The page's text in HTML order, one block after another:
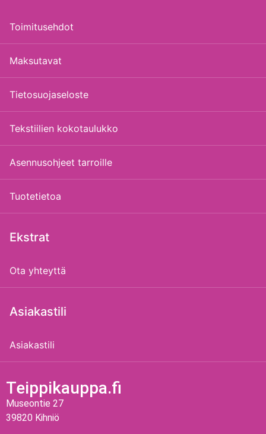
Toimitusehdot
Maksutavat
Tietosuojaseloste
Tekstiilien kokotaulukko
Asennusohjeet tarroille
Tuotetietoa
Ekstrat
Ota yhteyttä
Asiakastili
Asiakastili
Teippikauppa.fi
Museontie 27
39820 Kihniö